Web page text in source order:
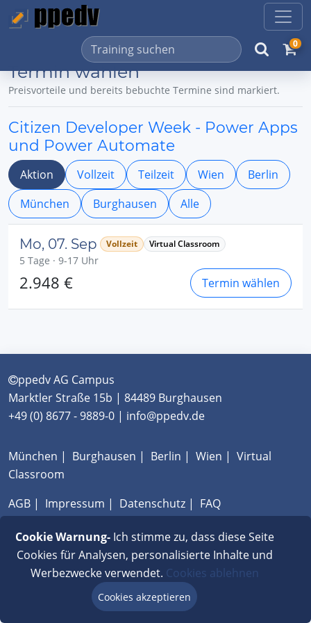
0
Termin wählen
Preisvorteile und bereits bebuchte Termine sind markiert.
Citizen Developer Week - Power Apps
und Power Automate
Aktion Vollzeit Teilzeit Wien
Berlin
München
Burghausen Alle
Mo, 07. Sep Vollzeit Virtual Classroom
5 Tage · 9-17 Uhr
2.948 € Termin wählen
ppedv AG Campus
Marktler Straße 15b | 84489 Burghausen
+49 (0) 8677 - 9889-0 | info@ppedv.de
München | Burghausen | Berlin | Wien | Virtual
Classroom
AGB | Impressum | Datenschutz | FAQ
Cookie Warnung-Ich stimme zu, dass diese Seite
Cookies für Analysen, personalisierte Inhalte und
Werbezwecke verwendet. Cookies ablehnen
Cookies akzeptieren